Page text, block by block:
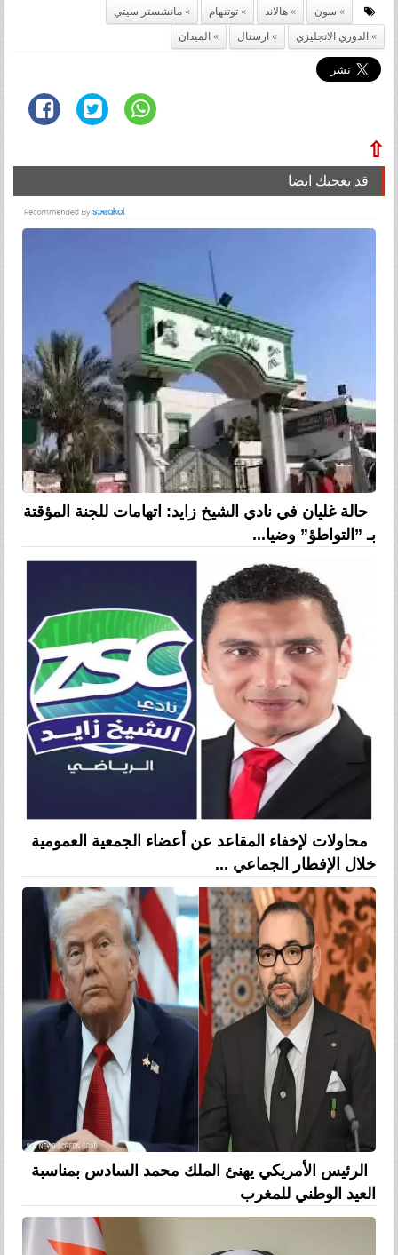
سون هالاند توتنهام
مانشستر سيتي
الدوري الانجليزي
ارسنال الميدان
⇧
قد يعجبك ايضا
حالة غليان في نادي الشيخ زايد: اتهامات للجنة المؤقتة
بـ ”التواطؤ” وضيا...
محاولات لإخفاء المقاعد عن أعضاء الجمعية العمومية
خلال الإفطار الجماعي ...
الرئيس الأمريكي يهنئ الملك محمد السادس بمناسبة
العيد الوطني للمغرب